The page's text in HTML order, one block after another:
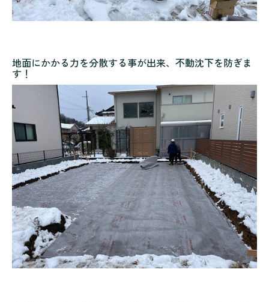
地面にかかる力を分散する事が出来、不動沈下を防ぎま
す！